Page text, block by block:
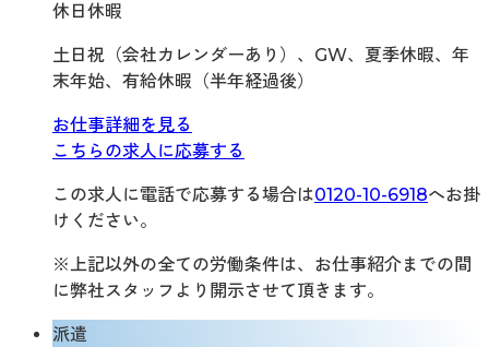
休日休暇
土日祝（会社カレンダーあり）、GW、夏季休暇、年
末年始、有給休暇（半年経過後）
お仕事詳細を見る
こちらの求人に応募する
この求人に電話で応募する場合は0120-10-6918へお掛
けください。
※上記以外の全ての労働条件は、お仕事紹介までの間
に弊社スタッフより開示させて頂きます。
派遣